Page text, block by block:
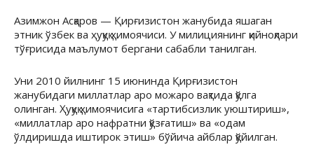
Азимжон Асқаров — Қирғизистон жанубида яшаган
этник ўзбек ва ҳуқуқ ҳимоячиси. У милициянинг қийноқлари
тўғрисида маълумот бергани сабабли танилган.
Уни 2010 йилнинг 15 июнинда Қирғизистон
жанубидаги миллатлар аро можаро вақтида қўлга
олинган. Ҳуқуқ ҳимоячисига «тартибсизлик уюштириш»,
«миллатлар аро нафратни қўзғатиш» ва «одам
ўлдиришда иштирок этиш» бўйича айблар қўйилган.